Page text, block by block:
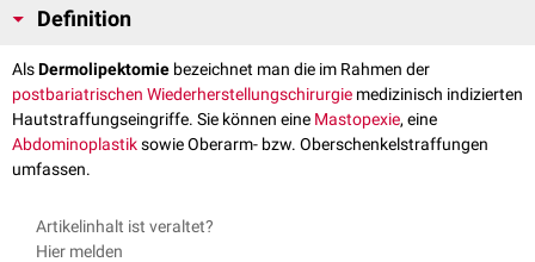
Definition
AlsDermolipektomie bezeichnet man die im Rahmen der
postbariatrischen Wiederherstellungschirurgie medizinisch indizierten
Hautstraffungseingriffe. Sie können eine Mastopexie, eine
Abdominoplastiksowie Oberarm- bzw. Oberschenkelstraffungen
umfassen.
Artikelinhalt ist veraltet?
Hier melden